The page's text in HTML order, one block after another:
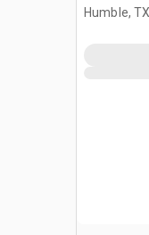
Humble,